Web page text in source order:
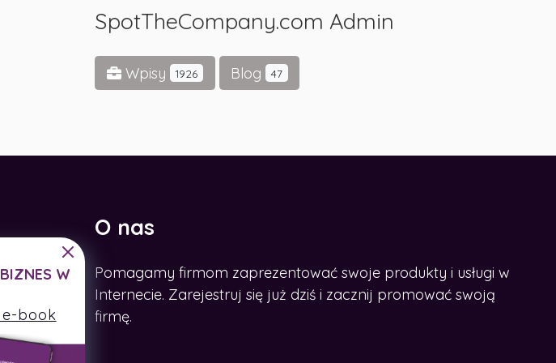
SpotTheCompany.com Admin
Wpisy 1926 Blog 47
O nas
Pomagamy firmom zaprezentować swoje produkty i usługi w
Internecie. Zarejestruj się już dziś i zacznij promować swoją
firmę.
CHCESZ ROZWINĄĆ BIZNES W
SIECI?
Zdobądź nasz e-book